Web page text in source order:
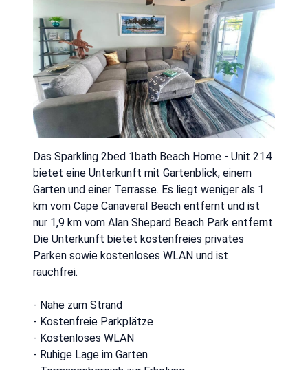
Das Sparkling 2bed 1bath Beach Home - Unit 214
bietet eine Unterkunft mit Gartenblick, einem
Garten und einer Terrasse. Es liegt weniger als 1
km vom Cape Canaveral Beach entfernt und ist
nur 1,9 km vom Alan Shepard Beach Park entfernt.
Die Unterkunft bietet kostenfreies privates
Parken sowie kostenloses WLAN und ist
rauchfrei.
- Nähe zum Strand
- Kostenfreie Parkplätze
- Kostenloses WLAN
- Ruhige Lage im Garten